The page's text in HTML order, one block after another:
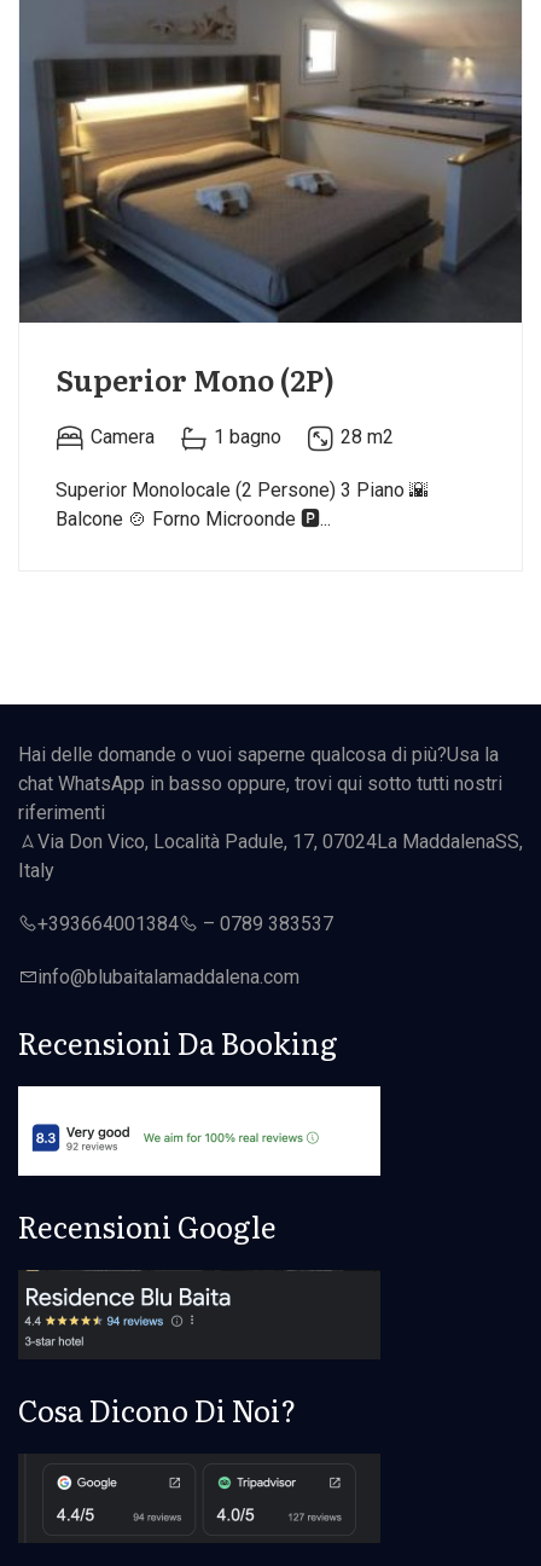
Superior Mono (2P)
Camera 1 bagno 28 m2
Superior Monolocale (2 Persone) 3 Piano 🌇
Balcone 🍲 Forno Microonde 🅿️...
Hai delle domande o vuoi saperne qualcosa di più?Usa la
chat WhatsApp in basso oppure, trovi qui sotto tutti nostri
riferimenti
Via Don Vico, Località Padule, 17, 07024La MaddalenaSS,
Italy
+393664001384 – 0789 383537
info@blubaita lamaddalena.com
Recensioni Da Booking
Recensioni Google
Cosa Dicono Di Noi?